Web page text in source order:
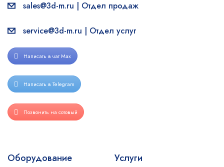
sales@3d-m.ru | Отдел продаж
service@3d-m.ru | Отдел услуг
Написать в чат Max
Написать в Telegram
Позвонить на сотовый
Оборудование Услуги